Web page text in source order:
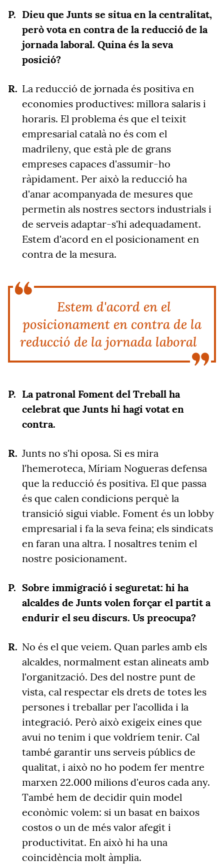
Dieu que Junts se situa en la centralitat,
però vota en contra de la reducció de la
jornada laboral. Quina és la seva
posició?
La reducció de jornada és positiva en
economies productives: millora salaris i
horaris. El problema és que el teixit
empresarial català no és com el
madrileny, que està ple de grans
empreses capaces d'assumir-ho
ràpidament. Per això la reducció ha
d'anar acompanyada de mesures que
permetin als nostres sectors industrials i
de serveis adaptar-s'hi adequadament.
Estem d'acord en el posicionament en
contra de la mesura.
Estem d'acord en el
posicionament en contra de la
reducció de la jornada laboral
La patronal Foment del Treball ha
celebrat que Junts hi hagi votat en
contra.
Junts no s'hi oposa. Si es mira
l'hemeroteca, Míriam Nogueras defensa
que la reducció és positiva. El que passa
és que calen condicions perquè la
transició sigui viable. Foment és un lobby
empresarial i fa la seva feina; els sindicats
en faran una altra. I nosaltres tenim el
nostre posicionament.
Sobre immigració i seguretat: hi ha
alcaldes de Junts volen forçar el partit a
endurir el seu discurs. Us preocupa?
No és el que veiem. Quan parles amb els
alcaldes, normalment estan alineats amb
l'organització. Des del nostre punt de
vista, cal respectar els drets de totes les
persones i treballar per l'acollida i la
integració. Però això exigeix eines que
avui no tenim i que voldríem tenir. Cal
també garantir uns serveis públics de
qualitat, i això no ho podem fer mentre
marxen 22.000 milions d'euros cada any.
També hem de decidir quin model
econòmic volem: si un basat en baixos
costos o un de més valor afegit i
productivitat. En això hi ha una
coincidència molt àmplia.